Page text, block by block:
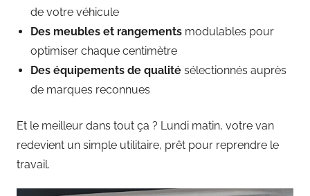
de votre véhicule
Des meubles et rangements modulables pour
optimiser chaque centimètre
Des équipements de qualité sélectionnés auprès
de marques reconnues
Et le meilleur dans tout ça ? Lundi matin, votre van
redevient un simple utilitaire, prêt pour reprendre le
travail.